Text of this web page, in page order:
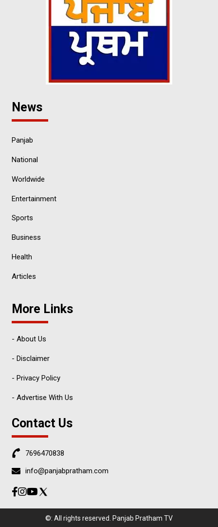
News
Panjab
National
Worldwide
Entertainment
Sports
Business
Health
Articles
More Links
- About Us
- Disclaimer
- Privacy Policy
- Advertise With Us
Contact Us
7696470838
info@panjabpratham.com
©: All rights reserved. Panjab Pratham TV